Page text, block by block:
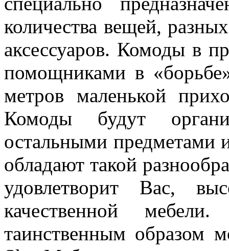
количества вещей,
аксессуаров. Комоды в
помощниками в
метров маленькой
Комоды будут
остальными предметами
обладают такой
удовлетворит Вас,
качественной
таинственным образом